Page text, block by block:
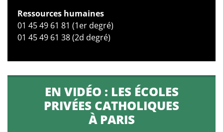
Ressources humaines
01 45 49 61 81 (1er degré)
01 45 49 61 38 (2d degré)
EN VIDÉO : LES ÉCOLES
PRIVÉES CATHOLIQUES
À PARIS